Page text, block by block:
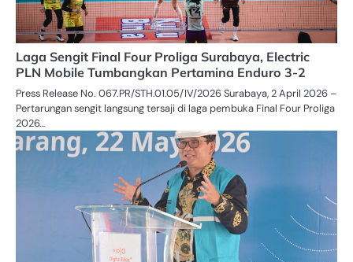
Laga Sengit Final Four Proliga Surabaya, Electric
PLN Mobile Tumbangkan Pertamina Enduro 3-2
Press Release No. 067.PR/STH.01.05/IV/2026 Surabaya, 2 April 2026 –
Pertarungan sengit langsung tersaji di laga pembuka Final Four Proliga
2026…